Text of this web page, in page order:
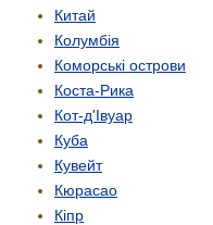
Китай
Колумбія
Коморські острови
Коста-Рика
Кот-д'Івуар
Куба
Кувейт
Кюрасао
Кіпр